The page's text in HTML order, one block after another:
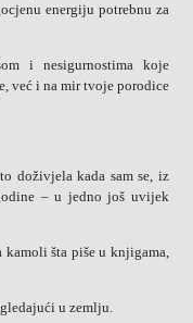
energiju potrebnu za
i nesigurnostima koje
već i na mir tvoje porodice
doživjela kada sam se, iz
– u jedno još uvijek
kamoli šta piše u knjigama,
u zemlju.